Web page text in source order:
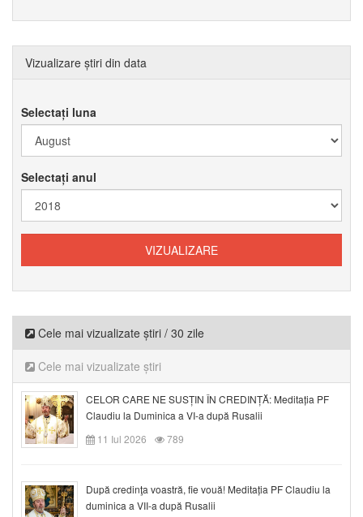
Vizualizare știri din data
Selectați luna
Selectați anul
Cele mai vizualizate știri / 30 zile
Cele mai vizualizate știri
CELOR CARE NE SUSȚIN ÎN CREDINȚĂ: Meditația PF
Claudiu la Duminica a VI-a după Rusalii
11 Iul 2026
789
După credinţa voastră, fie vouă! Meditația PF Claudiu la
duminica a VII-a după Rusalii